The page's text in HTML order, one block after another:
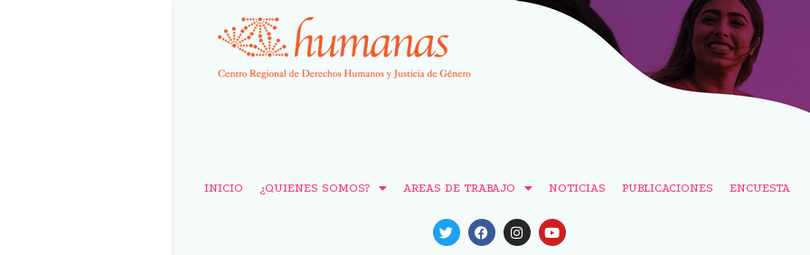
INICIO ¿QUIENES SOMOS? AREAS DE TRABAJO NOTICIAS PUBLICACIONES ENCUESTA